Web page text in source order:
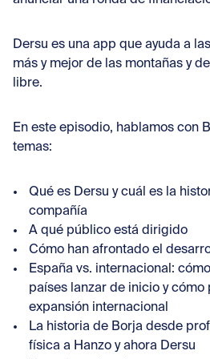
Dersu es una app que ayuda a
más y mejor de las montañas y
libre.
En este episodio, hablamos con
temas:
Qué es Dersu y cuál es la
compañía
A qué público está dirigido
Cómo han afrontado el
España vs. internacional:
países lanzar de inicio y cómo
expansión internacional
La historia de Borja desde
física a Hanzo y ahora Dersu